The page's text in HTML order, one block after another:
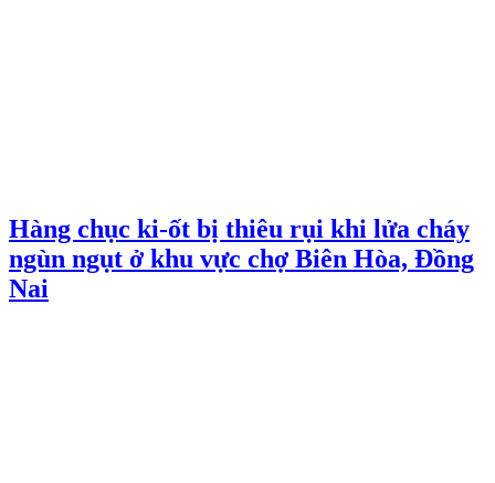
Hàng chục ki-ốt bị thiêu rụi khi lửa cháy
ngùn ngụt ở khu vực chợ Biên Hòa, Đồng
Nai